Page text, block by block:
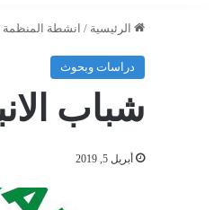
الرئيسية / انشطة المنظمة
دراسات وبحوث
شباب
أبريل 5, 2019